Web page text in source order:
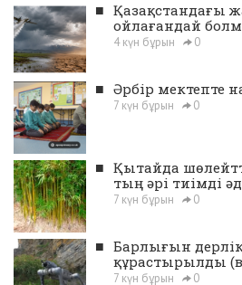
■ Қазақстандағы
ойлағандай
4 күн бұрын 0
■ Әрбір мектепте
7 күн бұрын 0
■ Қытайда
тың әрі тиімді
7 күн бұрын 0
■ Барлығын
құрастырылды
7 күн бұрын 0